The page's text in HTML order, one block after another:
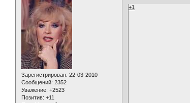
Зарегистрирован: 22-03-2010
Сообщений: 2352
Уважение: +2523
Позитив: +11
+1